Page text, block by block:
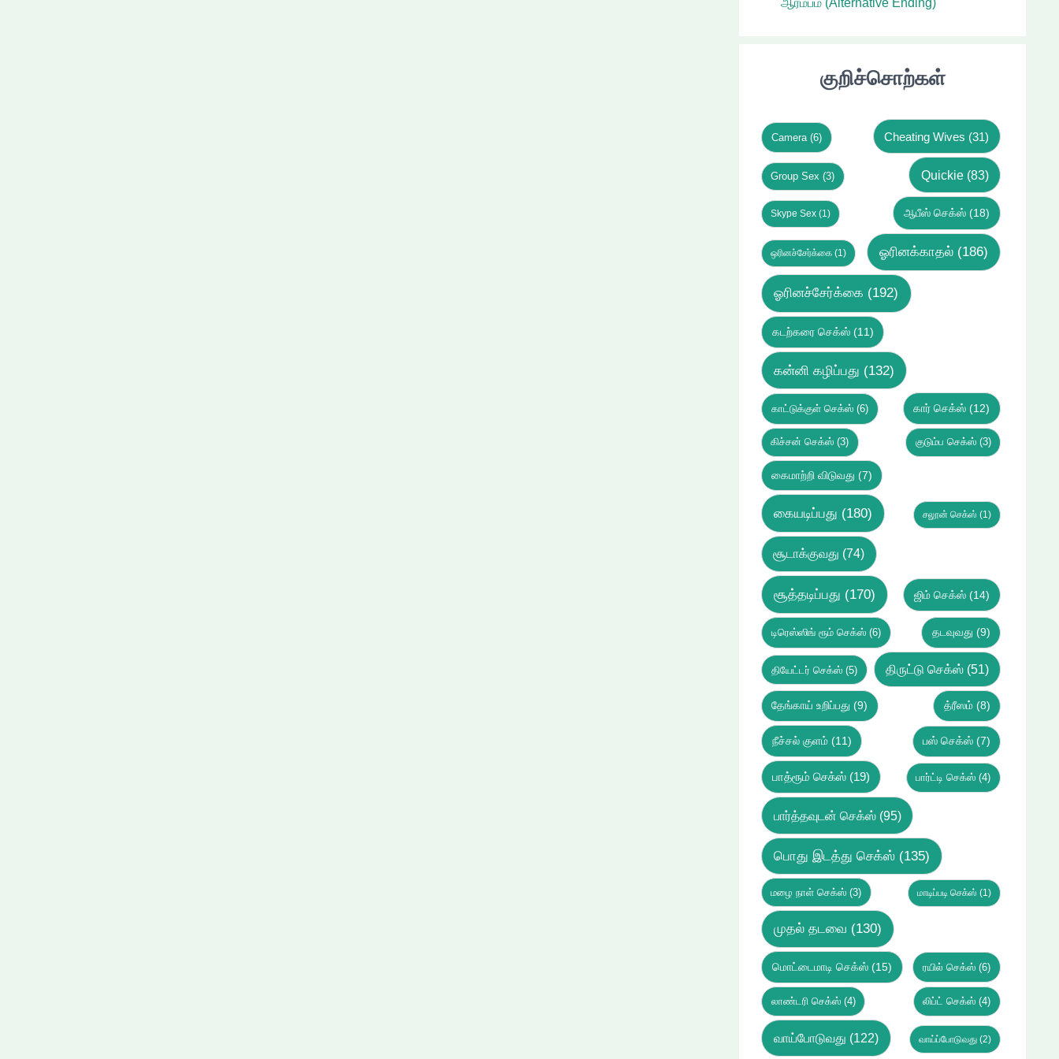
ஆரம்பம் (Alternative Ending)
குறிச்சொற்கள்
Camera (6) Cheating Wives (31)
Group Sex (3) Quickie(83)
Skype Sex(1) ஆபீஸ் செக்ஸ்(18)
ஒரினச்சேர்க்கை(1) ஓரினக்காதல்(186)
ஓரினச்சேர்க்கை (192)
கடற்கரை செக்ஸ்(11)
கன்னி கழிப்பது (132)
காட்டுக்குள் செக்ஸ் (6) கார் செக்ஸ் (12)
கிச்சன் செக்ஸ் (3) குடும்ப செக்ஸ்(3)
கைமாற்றி விடுவது (7)
கையடிப்பது (180) சலூன் செக்ஸ் (1)
சூடாக்குவது (74)
சூத்தடிப்பது (170) ஜிம் செக்ஸ் (14)
டிரெஸ்ஸிங் ரூம் செக்ஸ் (6) தடவுவது (9)
தியேட்டர் செக்ஸ்(5) திருட்டு செக்ஸ் (51)
தேங்காய் உறிப்பது (9) த்ரீஸம்(8)
நீச்சல் குளம்(11) பஸ் செக்ஸ்(7)
பாத்ரூம் செக்ஸ் (19) பார்ட்டி செக்ஸ் (4)
பார்த்தவுடன் செக்ஸ்(95)
பொது இடத்து செக்ஸ்(135)
மழை நாள் செக்ஸ் (3) மாடிப்படி செக்ஸ் (1)
முதல் தடவை (130)
மொட்டைமாடி செக்ஸ்(15) ரயில் செக்ஸ்(6)
லாண்டரி செக்ஸ்(4) லிப்ட் செக்ஸ் (4)
வாய்போடுவது (122) வாய்ப்போடுவது(2)